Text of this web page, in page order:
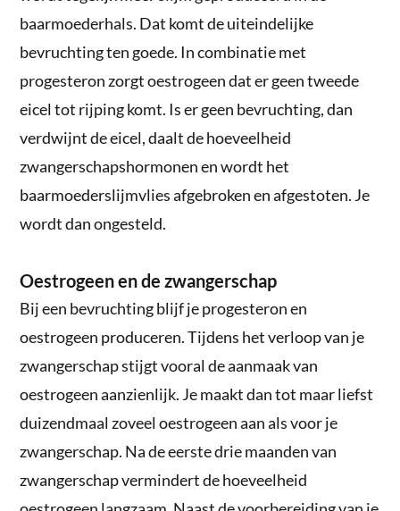
baarmoederhals. Dat komt de uiteindelijke
bevruchting ten goede. In combinatie met
progesteron zorgt oestrogeen dat er geen tweede
eicel tot rijping komt. Is er geen bevruchting, dan
verdwijnt de eicel, daalt de hoeveelheid
zwangerschapshormonen en wordt het
baarmoederslijmvlies afgebroken en afgestoten. Je
wordt dan ongesteld.
Oestrogeen en de zwangerschap
Bij een bevruchting blijf je progesteron en
oestrogeen produceren. Tijdens het verloop van je
zwangerschap stijgt vooral de aanmaak van
oestrogeen aanzienlijk. Je maakt dan tot maar liefst
duizendmaal zoveel oestrogeen aan als voor je
zwangerschap. Na de eerste drie maanden van
zwangerschap vermindert de hoeveelheid